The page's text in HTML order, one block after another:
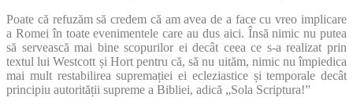
Poate că refuzăm să credem că am avea de a face cu vreo implicare
a Romei în toate evenimentele care au dus aici. Însă nimic nu putea
să servească mai bine scopurilor ei decât ceea ce s-a realizat prin
textul lui Westcott și Hort pentru că, să nu uităm, nimic nu împiedica
mai mult restabilirea supremației ei ecleziastice și temporale decât
principiu autorității supreme a Bibliei, adică „Sola Scriptura!”